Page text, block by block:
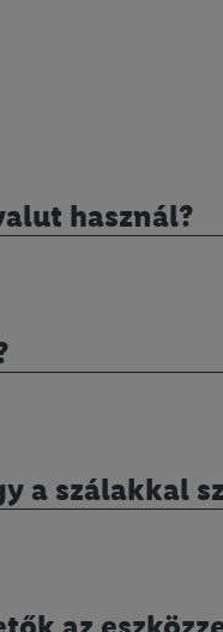
használ?
a szálakkal